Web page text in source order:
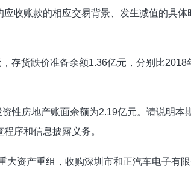
收账款的相应交易背景、发生减值的具
存货跌价准备余额1.36亿元，分别比2018
性房地产账面余额为2.19亿元。请说明本
序和信息披露义务。
资产重组，收购深圳市和正汽车电子有限